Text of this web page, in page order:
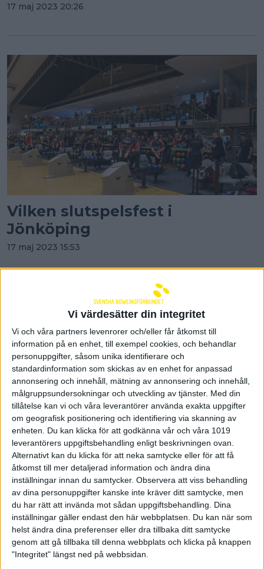
Vi värdesätter din integritet
Vi och våra partners levenrorer och/eller får åtkomst till
information på en enhet, till exempel cookies, och behandlar
personuppgifter, såsom unika identifierare och
standardinformation som skickas av en enhet for anpassad
annonsering och innehåll, mätning av annonsering och innehåll,
målgruppsundersokningar och utveckling av tjänster. Med din
tillåtelse kan vi och våra leverantörer använda exakta uppgifter
om geografisk positionering och identifiering via skanning av
enheten. Du kan klicka för att godkänna vår och våra 1019
leverantörers uppgiftsbehandling enligt beskrivningen ovan.
Alternativt kan du klicka för att neka samtycke eller för att få
åtkomst till mer detaljerad information och ändra dina
inställningar innan du samtycker. Observera att viss behandling
av dina personuppgifter kanske inte kräver ditt samtycke, men
du har rätt att invända mot sådan uppgiftsbehandling. Dina
inställningar gäller endast den här webbplatsen. Du kan när som
helst ändra dina preferenser eller dra tillbaka ditt samtycke
genom att gå tillbaka till denna webbplats och klicka på knappen
"Integritet" längst ned på webbsidan.
17 maj 2023 20:26
Vilken slutspelsfest i
Jönköping
17 maj 2023 15:53
Imorgon börjar Elit-SM
17 maj 2023 12:24